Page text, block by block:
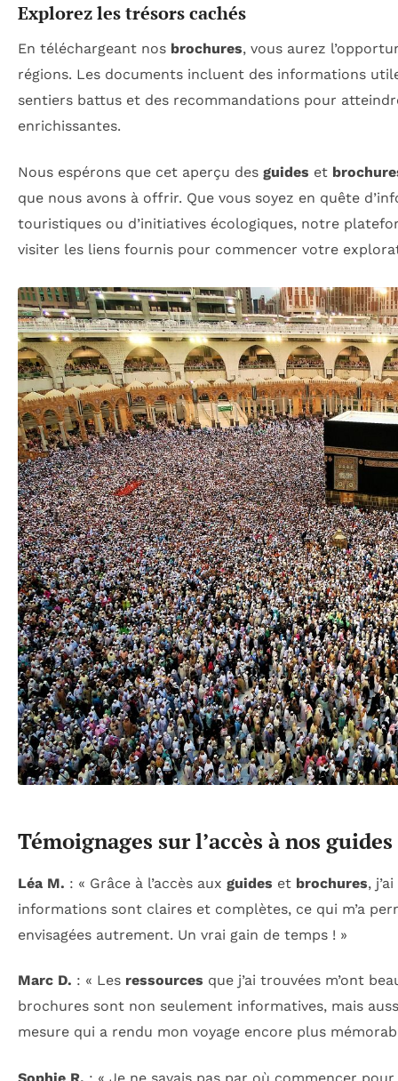
Explorez les trésors cachés
En téléchargeant nos brochures, vous aurez
régions. Les documents incluent des informations
sentiers battus et des recommandations pour
enrichissantes.
Nous espérons que cet aperçu des guides et
que nous avons à offrir. Que vous soyez en quête
touristiques ou d’initiatives écologiques, notre
visiter les liens fournis pour commencer votre
Témoignages sur l’accès à nos
Léa M. : « Grâce à l’accès aux guides et brochures,
informations sont claires et complètes, ce qui m’a
envisagées autrement. Un vrai gain de temps ! »
Marc D. : « Les ressources que j’ai trouvées m’ont
brochures sont non seulement informatives, mais
mesure qui a rendu mon voyage encore plus